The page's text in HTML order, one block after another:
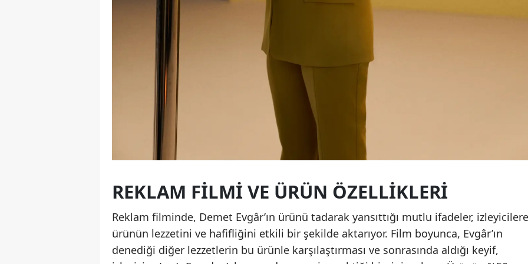
REKLAM FILMI VE ÜRÜN ÖZELLIKLERI
Reklam filminde, Demet Evgâr’ın ürünü tadarak yansıttığı mutlu ifadeler, izleyicilere
ürünün lezzetini ve hafifliğini etkili bir şekilde aktarıyor. Film boyunca, Evgâr’ın
denediği diğer lezzetlerin bu ürünle karşılaştırması ve sonrasında aldığı keyif,